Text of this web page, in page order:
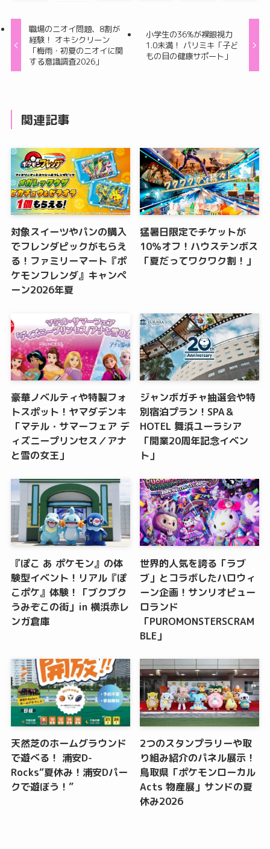
職場のニオイ問題、8割が
経験！ オキシクリーン
「梅雨・初夏のニオイに関
する意識調査2026」
小学生の36%が裸眼視力
1.0未満！ パリミキ「子ど
もの目の健康サポート」
関連記事
対象スイーツやパンの購入
でフレンダピックがもらえ
る！ファミリーマート『ポ
ケモンフレンダ』キャンペ
ーン2026年夏
猛暑日限定でチケットが
10％オフ！ハウステンボス
「夏だってワクワク割！」
豪華ノベルティや特製フォ
トスポット！ヤマダデンキ
「マテル・サマーフェア デ
ィズニープリンセス／アナ
と雪の女王」
ジャンボガチャ抽選会や特
別宿泊プラン！SPA＆
HOTEL 舞浜ユーラシア
「開業20周年記念イベン
ト」
『ぽこ あ ポケモン』の体
験型イベント！リアル『ぽ
こポケ』体験！「ブクブク
うみぞこの街」in 横浜赤レ
ンガ倉庫
世界的人気を誇る「ラブ
ブ」とコラボしたハロウィ
ーン企画！サンリオピュー
ロランド
「PUROMONSTERSCRAM
BLE」
天然芝のホームグラウンド
で遊べる！ 浦安D-
Rocks“夏休み！浦安Dパー
クで遊ぼう！”
2つのスタンプラリーや取
り組み紹介のパネル展示！
鳥取県「ポケモンローカル
Acts 物産展」サンドの夏
休み2026